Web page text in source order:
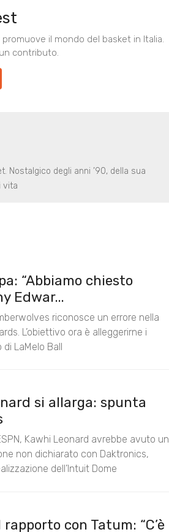
il mondo del basket in Italia.
contributo.
Nostalgico degli anni ’90, della sua
vita
“Abbiamo chiesto
Edwar...
riconosce un errore nella
L’obiettivo ora è alleggerirne i
LaMelo Ball
si allarga: spunta
Kawhi Leonard avrebbe avuto un
non dichiarato con Daktronics,
dell’Intuit Dome
con Tatum: “C’è